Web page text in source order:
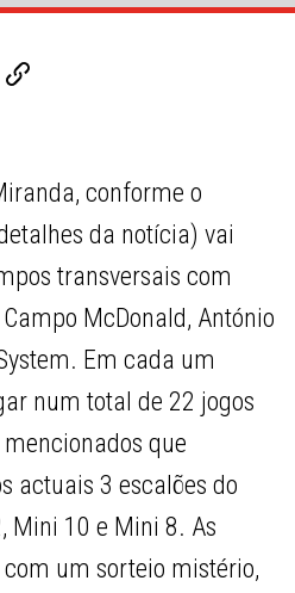
conforme o
da notícia) vai
transversais com
McDonald, António
Em cada um
num total de 22 jogos
que
actuais 3 escalões do
Mini 10 e Mini 8. As
um sorteio mistério,